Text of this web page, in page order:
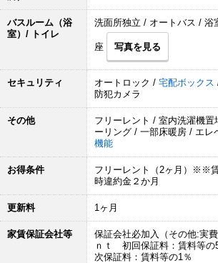
バスルーム（浴
室）/ トイレ
洗面所独立 / オートバス / 浴
座 写真を見る
セキュリティ オートロック / 宅配ボックス
防犯カメラ
その他
フリーレント / 室内洗濯機
ーリング / 一部床暖房 / エレ
機能
お得条件
フリーレント（2ヶ月）※※
時違約金２か月
更新料 1ヶ月
家賃保証会社等
保証会社必加入（その他:実
ｎｔ 初回保証料：賃料等の
次保証料：賃料等の1％